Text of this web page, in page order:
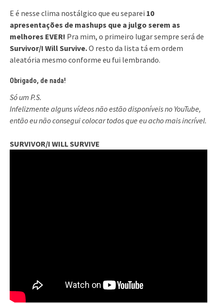
E é nesse clima nostálgico que eu separei 10
apresentações de mashups que a julgo serem as
melhores EVER! Pra mim, o primeiro lugar sempre será de
Survivor/I Will Survive.O resto da lista tá em ordem
aleatória mesmo conforme eu fui lembrando.
Obrigado, de nada!
Só um P.S.
Infelizmente alguns vídeos não estão disponíveis no YouTube,
então eu não consegui colocar todos que eu acho mais incrível.
SURVIVOR/I WILL SURVIVE